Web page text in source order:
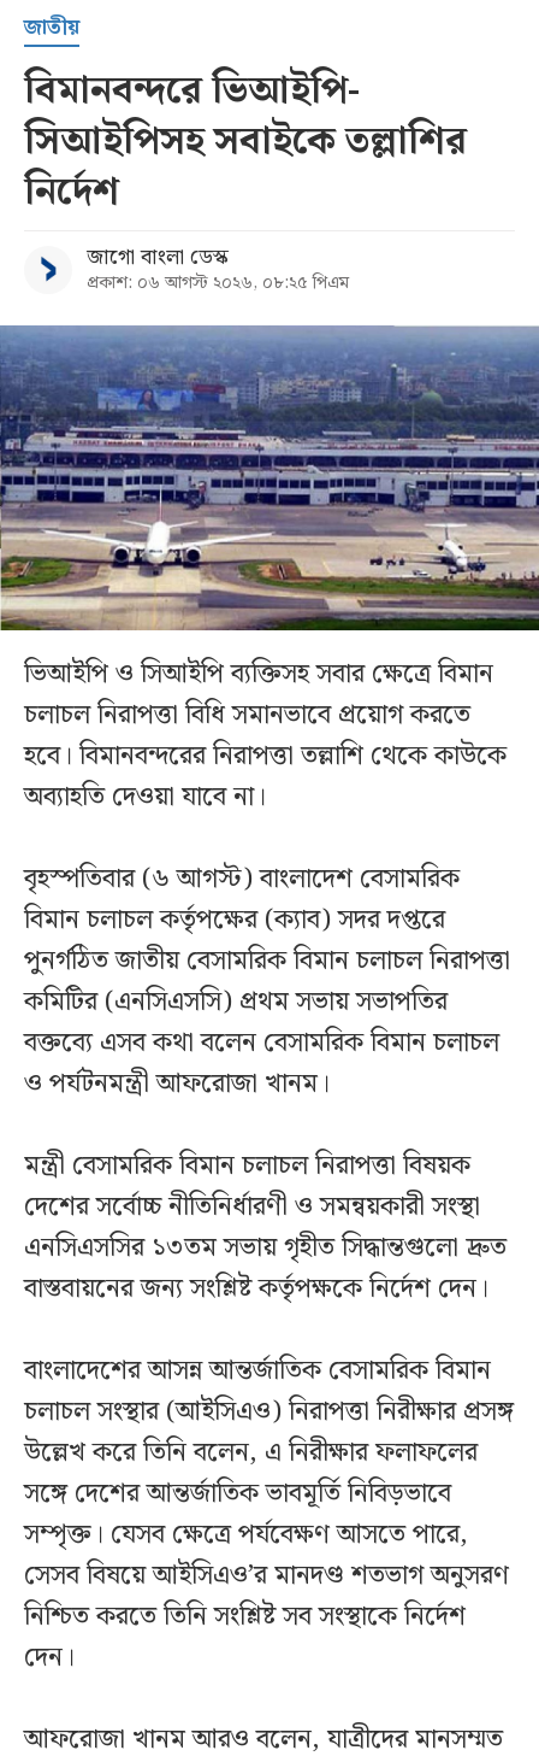
জাতীয়
বিমানবন্দরে ভিআইপি-
সিআইপিসহ সবাইকে তল্লাশির
নির্দেশ
জাগো বাংলা ডেস্ক
প্রকাশ: ০৬ আগস্ট ২০২৬, ০৮:২৫ পিএম
ভিআইপি ও সিআইপি ব্যক্তিসহ সবার ক্ষেত্রে বিমান
চলাচল নিরাপত্তা বিধি সমানভাবে প্রয়োগ করতে
হবে। বিমানবন্দরের নিরাপত্তা তল্লাশি থেকে কাউকে
অব্যাহতি দেওয়া যাবে না।
বৃহস্পতিবার (৬ আগস্ট) বাংলাদেশ বেসামরিক
বিমান চলাচল কর্তৃপক্ষের (ক্যাব) সদর দপ্তরে
পুনর্গঠিত জাতীয় বেসামরিক বিমান চলাচল নিরাপত্তা
কমিটির (এনসিএসসি) প্রথম সভায় সভাপতির
বক্তব্যে এসব কথা বলেন বেসামরিক বিমান চলাচল
ও পর্যটনমন্ত্রী আফরোজা খানম।
মন্ত্রী বেসামরিক বিমান চলাচল নিরাপত্তা বিষয়ক
দেশের সর্বোচ্চ নীতিনির্ধারণী ও সমন্বয়কারী সংস্থা
এনসিএসসির ১৩তম সভায় গৃহীত সিদ্ধান্তগুলো দ্রুত
বাস্তবায়নের জন্য সংশ্লিষ্ট কর্তৃপক্ষকে নির্দেশ দেন।
বাংলাদেশের আসন্ন আন্তর্জাতিক বেসামরিক বিমান
চলাচল সংস্থার (আইসিএও) নিরাপত্তা নিরীক্ষার প্রসঙ্গ
উল্লেখ করে তিনি বলেন, এ নিরীক্ষার ফলাফলের
সঙ্গে দেশের আন্তর্জাতিক ভাবমূর্তি নিবিড়ভাবে
সম্পৃক্ত। যেসব ক্ষেত্রে পর্যবেক্ষণ আসতে পারে,
সেসব বিষয়ে আইসিএও’র মানদণ্ড শতভাগ অনুসরণ
নিশ্চিত করতে তিনি সংশ্লিষ্ট সব সংস্থাকে নির্দেশ
দেন।
আফরোজা খানম আরও বলেন, যাত্রীদের মানসম্মত